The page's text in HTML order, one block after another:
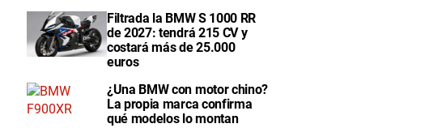
Filtrada la BMW S 1000 RR
de 2027: tendrá 215 CV y
costará más de 25.000
euros
¿Una BMW con motor chino?
La propia marca confirma
qué modelos lo montan